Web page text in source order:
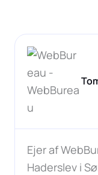
Ejer af
Haderslev i